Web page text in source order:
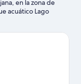
en la zona de
acuático Lago
natural de la
San Fernando